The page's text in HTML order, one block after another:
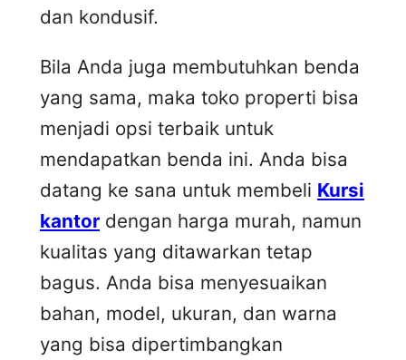
dan kondusif.
Bila Anda juga membutuhkan benda
yang sama, maka toko properti bisa
menjadi opsi terbaik untuk
mendapatkan benda ini. Anda bisa
datang ke sana untuk membeli Kursi
kantor dengan harga murah, namun
kualitas yang ditawarkan tetap
bagus. Anda bisa menyesuaikan
bahan, model, ukuran, dan warna
yang bisa dipertimbangkan